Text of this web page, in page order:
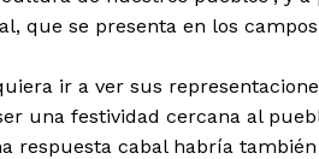
que se presenta en los campos
ir a ver sus
una festividad cercana al
respuesta cabal habría